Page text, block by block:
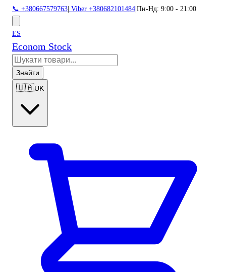
📞 +380667579763 Viber +380682101484 Пн-Нд: 9:00 - 21:00
ES
Econom Stock
Знайти
🇺🇦UK